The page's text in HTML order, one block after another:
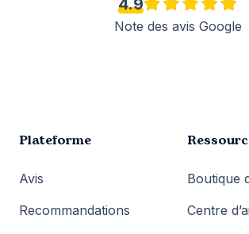
Note des avis Google
Plateforme
Avis
Recommandations
Boutique
Centre